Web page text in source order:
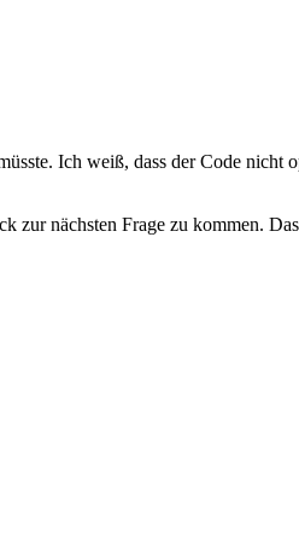
Ich weiß, dass der Code nicht
zur nächsten Frage zu kommen.